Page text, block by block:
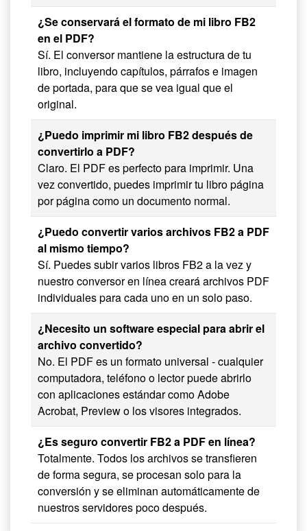
¿Se conservará el formato de mi libro FB2
en el PDF?
Sí. El conversor mantiene la estructura de tu
libro, incluyendo capítulos, párrafos e imagen
de portada, para que se vea igual que el
original.
¿Puedo imprimir mi libro FB2 después de
convertirlo a PDF?
Claro. El PDF es perfecto para imprimir. Una
vez convertido, puedes imprimir tu libro página
por página como un documento normal.
¿Puedo convertir varios archivos FB2 a PDF
al mismo tiempo?
Sí. Puedes subir varios libros FB2 a la vez y
nuestro conversor en línea creará archivos PDF
individuales para cada uno en un solo paso.
¿Necesito un software especial para abrir el
archivo convertido?
No. El PDF es un formato universal - cualquier
computadora, teléfono o lector puede abrirlo
con aplicaciones estándar como Adobe
Acrobat, Preview o los visores integrados.
¿Es seguro convertir FB2 a PDF en línea?
Totalmente. Todos los archivos se transfieren
de forma segura, se procesan solo para la
conversión y se eliminan automáticamente de
nuestros servidores poco después.